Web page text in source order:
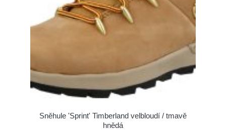
Sněhule 'Sprint' Timberland velbloudí / tmavě
hnědá